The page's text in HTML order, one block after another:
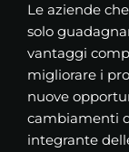
Le aziende
solo
vantaggi
migliorare i
nuove
cambiamenti
integrante